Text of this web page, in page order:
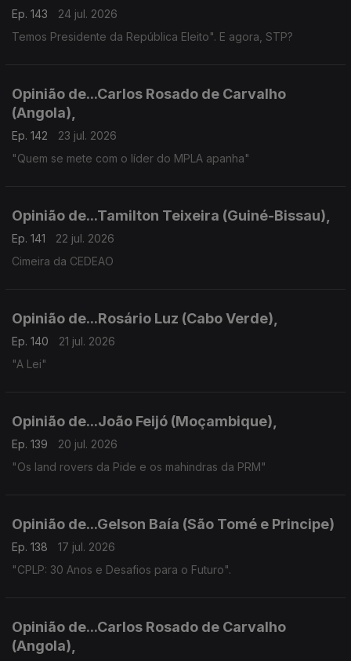
Ep. 143
24 jul. 2026
Temos Presidente da República Eleito". E agora, STP?
Opinião de...Carlos Rosado de Carvalho
(Angola),
Ep. 142
23 jul. 2026
"Quem se mete com o líder do MPLA apanha"
Opinião de...Tamilton Teixeira (Guiné-Bissau),
Ep. 141
22 jul. 2026
Cimeira da CEDEAO
Opinião de...Rosário Luz (Cabo Verde),
Ep. 140
21 jul. 2026
"A Lei"
Opinião de...João Feijó (Moçambique),
Ep. 139
20 jul. 2026
"Os land rovers da Pide e os mahindras da PRM"
Opinião de...Gelson Baía (São Tomé e Principe)
Ep. 138
17 jul. 2026
"CPLP: 30 Anos e Desafios para o Futuro".
Opinião de...Carlos Rosado de Carvalho
(Angola),